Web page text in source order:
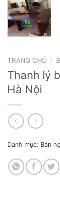
TRANG CHỦ /
Thanh lý
Hà Nội
Danh mục: Bàn